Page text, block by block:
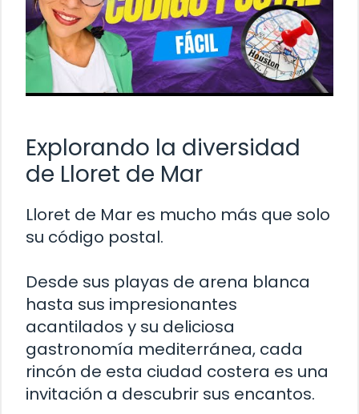
Explorando la diversidad
de Lloret de Mar
Lloret de Mar es mucho más que solo
su código postal.
Desde sus playas de arena blanca
hasta sus impresionantes
acantilados y su deliciosa
gastronomía mediterránea, cada
rincón de esta ciudad costera es una
invitación a descubrir sus encantos.